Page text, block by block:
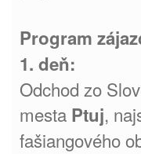
Program
1. deň:
Odchod zo
mesta Ptuj,
fašiangového